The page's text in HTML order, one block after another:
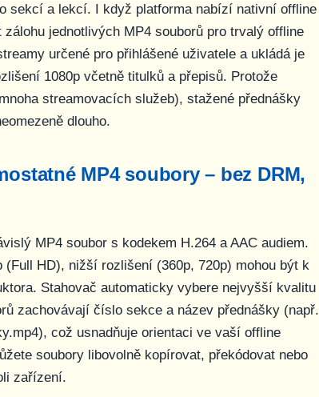
sekcí a lekcí. I když platforma nabízí nativní offline
jednotlivých MP4 souborů pro trvalý offline
určené pro přihlášené uživatele a ukládá je
1080p včetně titulků a přepisů. Protože
streamovacích služeb), stažené přednášky
dlouho.
MP4 soubory – bez DRM,
MP4 soubor s kodekem H.264 a AAC audiem.
HD), nižší rozlišení (360p, 720p) mohou být k
Stahovač automaticky vybere nejvyšší kvalitu
zachovávají číslo sekce a název přednášky (např.
), což usnadňuje orientaci ve vaší offline
soubory libovolně kopírovat, překódovat nebo
zařízení.